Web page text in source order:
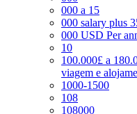
000 a 15
000 salary plus
000 USD Per
10
100.000£ a
viagem e
1000-1500
108
108000